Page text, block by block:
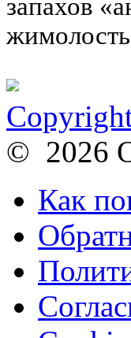
запахов
© 2026
Как